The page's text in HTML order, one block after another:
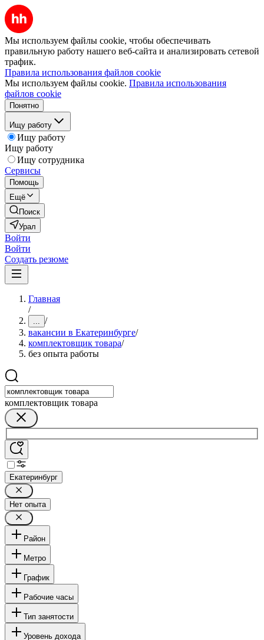
Мы используем файлы cookie, чтобы обеспечивать
правильную работу нашего веб-сайта и анализировать сетевой
трафик.
Правила использования файлов cookie
Мы используем файлы cookie. Правила использования
файлов cookie
Понятно
Ищу работу
Ищу работу
Ищу работу
Ищу сотрудника
Сервисы
Помощь
Ещё
Поиск
Урал
Войти
Войти
Создать резюме
Главная
/
... /
вакансии в Екатеринбурге/
комплектовщик товара/
без опыта работы
комплектовщик товара
Екатеринбург
Нет опыта
Район
Метро
График
Рабочие часы
Тип занятости
Уровень дохода